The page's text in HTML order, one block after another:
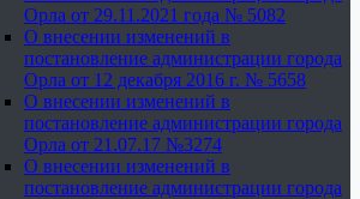
Орла от 29.11.2021 года № 5082
О внесении изменений в
постановление администрации города
Орла от 12 декабря 2016 г. № 5658
О внесении изменений в
постановление администрации города
Орла от 21.07.17 №3274
О внесении изменений в
постановление администрации города